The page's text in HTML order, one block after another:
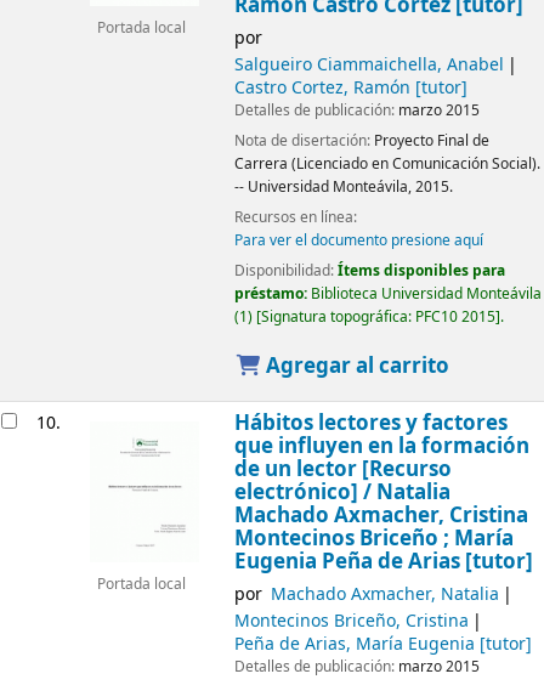
Portada local
por
Salgueiro Ciammaichella, Anabel
Castro Cortez, Ramón [tutor]
Detalles de publicación: marzo 2015
Nota de disertación: Proyecto Final de
Carrera (Licenciado en Comunicación Social).
-- Universidad Monteávila, 2015.
Recursos en línea:
Para ver el documento presione aquí
Disponibilidad:Ítems disponibles para
préstamo: Biblioteca Universidad Monteávila
(1) Signatura topográfica: PFC10 2015 .
Agregar al carrito
10.
Portada local
Hábitos lectores y factores
que influyen en la formación
de un lector [Recurso
electrónico] / Natalia
Machado Axmacher, Cristina
Montecinos Briceño ; María
Eugenia Peña de Arias [tutor]
por Machado Axmacher, Natalia
Montecinos Briceño, Cristina
Peña de Arias, María Eugenia [tutor]
Detalles de publicación: marzo 2015